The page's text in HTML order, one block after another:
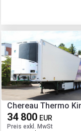
Farbe
34 800 EUR
Preis exkl. MwSt